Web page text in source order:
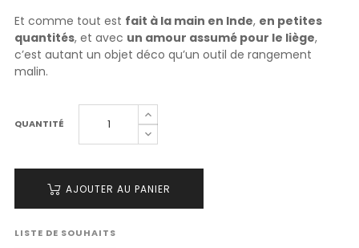
Et comme tout est fait à la main en Inde, en petites
quantités, et avec un amour assumé pour le liège,
c’est autant un objet déco qu’un outil de rangement
malin.
QUANTITÉ
AJOUTER AU PANIER
LISTE DE SOUHAITS